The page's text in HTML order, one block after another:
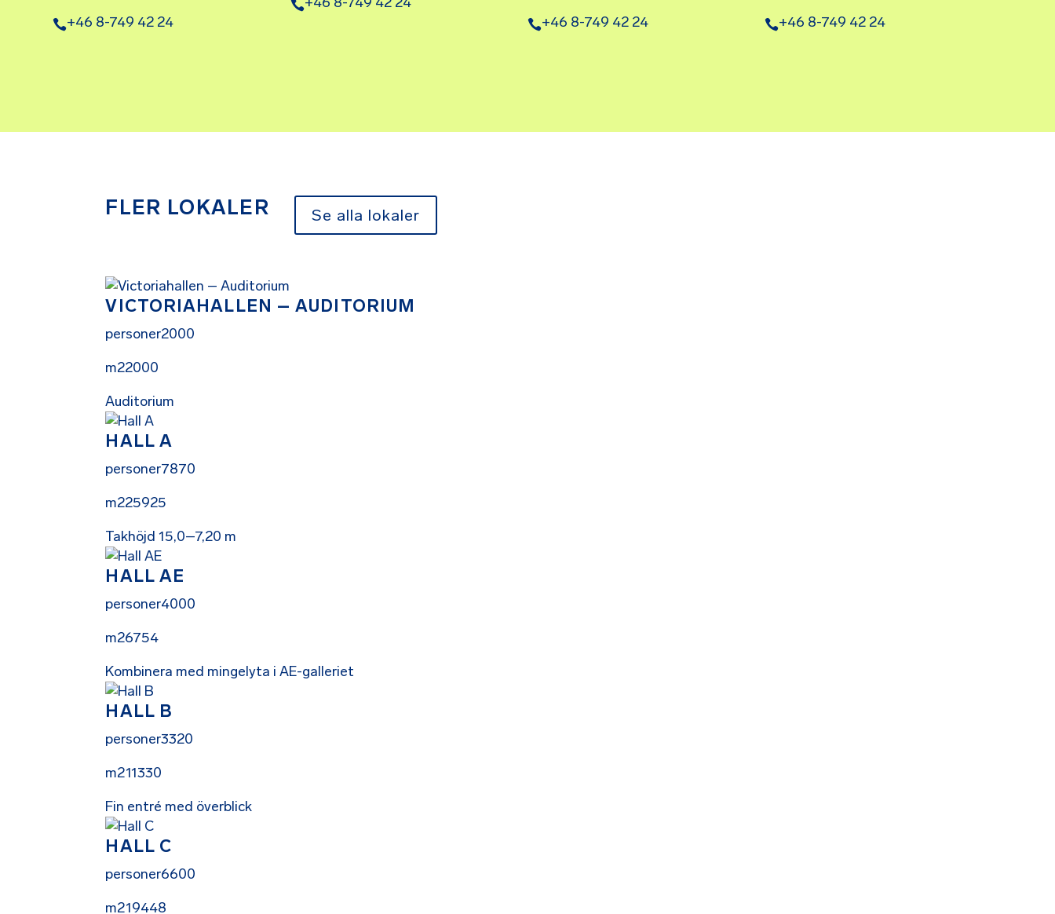
+46 8-749 42 24
+46 8-749 42 24
+46 8-749 42 24
FLER LOKALER Se alla lokaler
VICTORIAHALLEN – AUDITORIUM
personer2000
m22000
Auditorium
HALL A
personer7870
m225925
Takhöjd 15,0–7,20 m
HALL AE
personer4000
m26754
Kombinera med mingelyta i AE-galleriet
HALL B
personer3320
m211330
Fin entré med överblick
HALL C
personer6600
m219448